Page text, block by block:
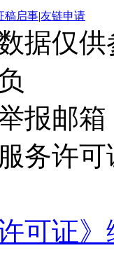
稿启事|友链申请
据仅
报邮箱
许可
可证